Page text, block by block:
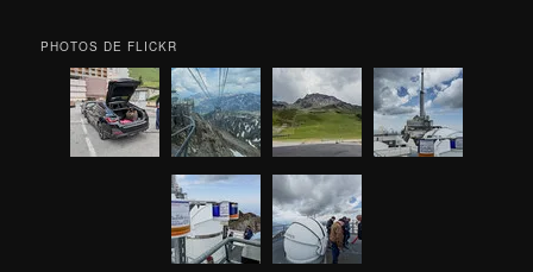
PHOTOS DE FLICKR